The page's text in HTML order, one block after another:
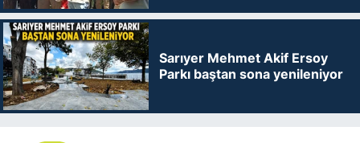
Sarıyer Mehmet Akif Ersoy
Parkı baştan sona yenileniyor